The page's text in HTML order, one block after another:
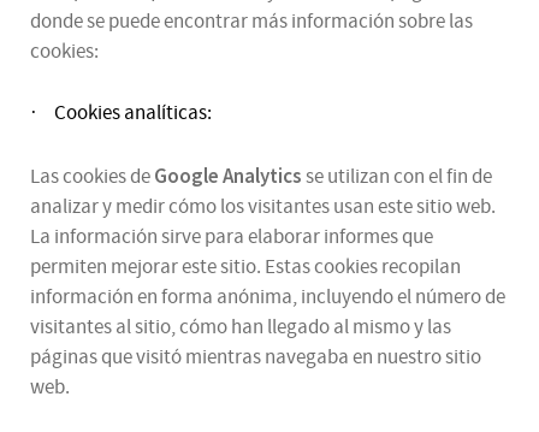
donde se puede encontrar más información sobre las
cookies:
· Cookies analíticas:
Las cookies deGoogle Analyticsse utilizan con el fin de
analizar y medir cómo los visitantes usan este sitio web.
La información sirve para elaborar informes que
permiten mejorar este sitio. Estas cookies recopilan
información en forma anónima, incluyendo el número de
visitantes al sitio, cómo han llegado al mismo y las
páginas que visitó mientras navegaba en nuestro sitio
web.